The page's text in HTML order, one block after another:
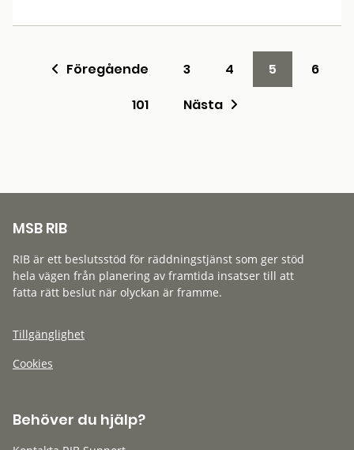
Föregående 3 4 5
6
101
Nästa
MSB RIB
RIB är ett beslutsstöd för räddningstjänst som ger stöd
hela vägen från planering av framtida insatser till att
fatta rätt beslut när olyckan är framme.
Tillgänglighet
Cookies
Behöver du hjälp?